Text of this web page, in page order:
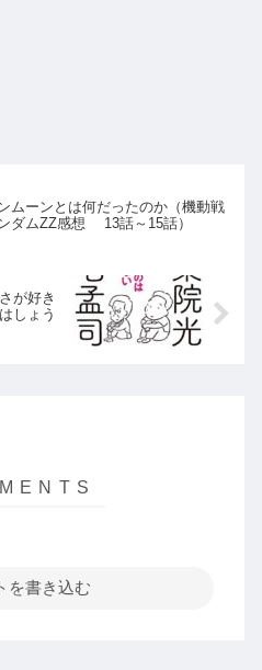
ムーンとは何だったのか（機動戦
ダムZZ感想 13話～15話）
が好き
しょう
を書き込む